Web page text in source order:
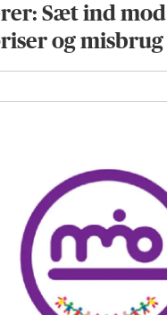
Sæt ind mod
og misbrug